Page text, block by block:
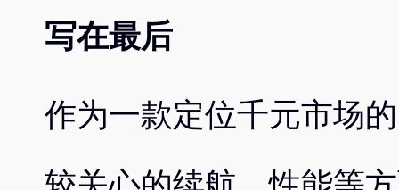
写在最后
作为一款定位千元市场